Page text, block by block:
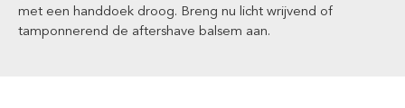
met een handdoek droog. Breng nu licht wrijvend of
tamponnerend de aftershave balsem aan.